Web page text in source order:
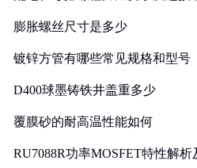
膨胀螺丝尺寸是多少
镀锌方管有哪些常见规格和型号
D400球墨铸铁井盖重多少
覆膜砂的耐高温性能如何
RU7088R功率MOSFET特性解